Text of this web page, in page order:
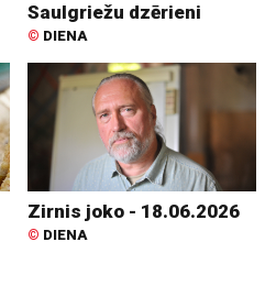
Saulgriežu dzērieni
© DIENA
Zirnis joko - 18.06.2026
© DIENA